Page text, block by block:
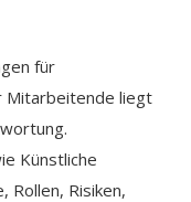
für
Mitarbeitende liegt
Künstliche
Rollen, Risiken,